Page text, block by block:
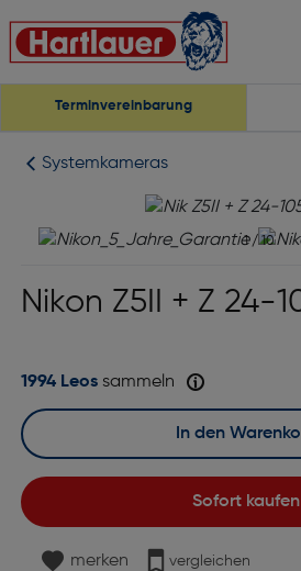
Terminvereinbarung
Systemkameras
1/10
Nikon Z5II + Z 24-
1994 Leossammeln
Sofort kaufen
In den
merken vergleichen